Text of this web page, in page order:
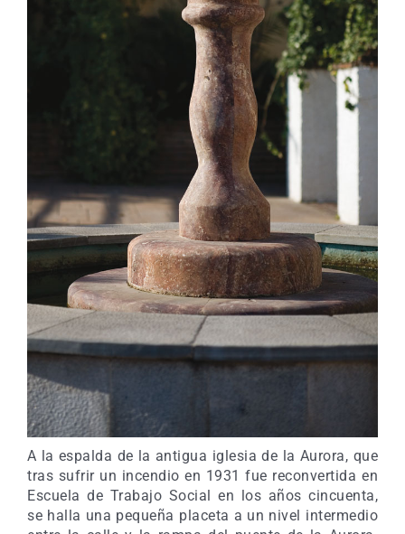
A la espalda de la antigua iglesia de la Aurora, que
tras sufrir un incendio en 1931 fue reconvertida en
Escuela de Trabajo Social en los años cincuenta,
se halla una pequeña placeta a un nivel intermedio